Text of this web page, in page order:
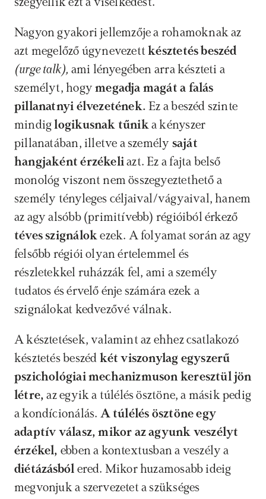
Nagyon gyakori jellemzője a rohamoknak az
azt megelőző úgynevezett
(urge talk), ami lényegében arra készteti a
személyt, hogy megadja magát a falás
pillanatnyi élvezetének. Ez a beszéd szinte
mindig logikusnak tűnik a kényszer
pillanatában, illetve a személy saját
hangjaként érzékeli azt. Ez a fajta belső
monológ viszont nem összegyeztethető a
személy tényleges céljaival/vágyaival, hanem
téves szignálok ezek. A folyamat során az agy
felsőbb régiói olyan értelemmel és
részletekkel ruházzák fel, ami a személy
tudatos és érvelő énje számára ezek a
szignálokat kedvezővé válnak.
A késztetések, valamint az ehhez csatlakozó
késztetés beszéd két viszonylag egyszerű
pszichológiai mechanizmuson keresztül jön
létre, az egyik a túlélés ösztöne, a másik pedig
a kondícionálás. A túlélés ösztöne egy
adaptív válasz, mikor az agyunk veszélyt
érzékel,
diétázásból ered. Mikor huzamosabb ideig
megvonjuk a szervezetet a szükséges